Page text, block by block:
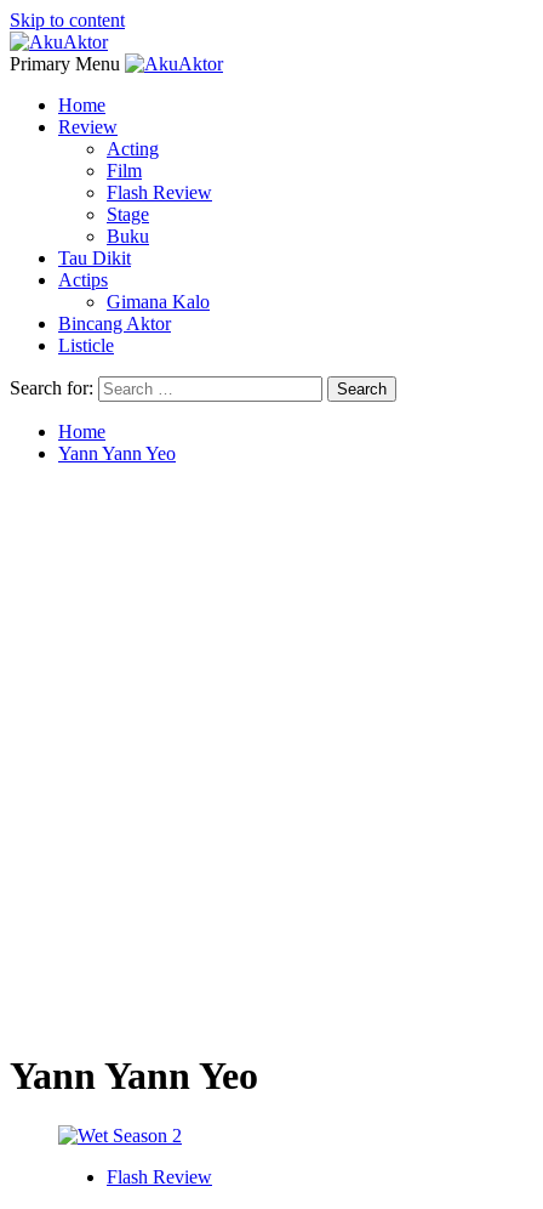
Skip to content
Primary Menu
Home
Review
Acting
Film
Flash Review
Stage
Buku
Tau Dikit
Actips
Gimana Kalo
Bincang Aktor
Listicle
Search for:
Home
Yann Yann Yeo
Yann Yann Yeo
Flash Review